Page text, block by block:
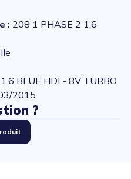
: 208 1 PHASE 2 1.6
BLUE HDI - 8V TURBO
2015
?